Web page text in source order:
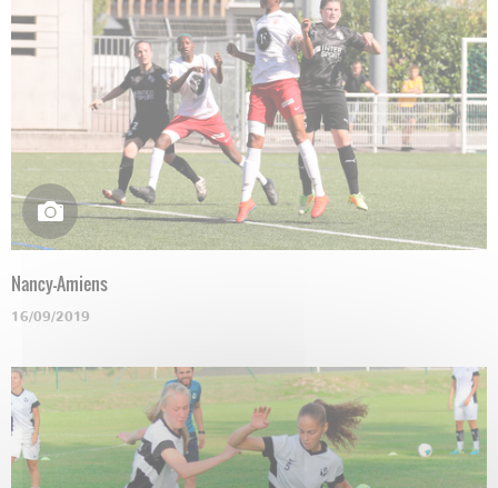
Nancy-Amiens
16/09/2019